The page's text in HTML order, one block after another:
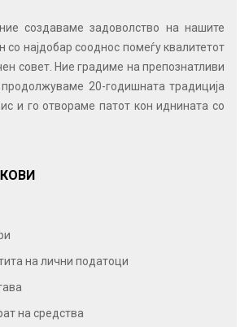
создаваме задоволство на нашите
со најдобар сооднос помеѓу квалитетот
совет. Ние градиме на препознатливи
продолжуваме 20-годишната традиција
и го отвораме патот кон иднината со
на лични податоци
на средства